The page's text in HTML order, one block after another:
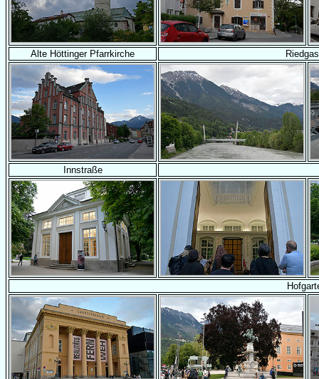
Alte Höttinger Pfarrkirche
Innstraße